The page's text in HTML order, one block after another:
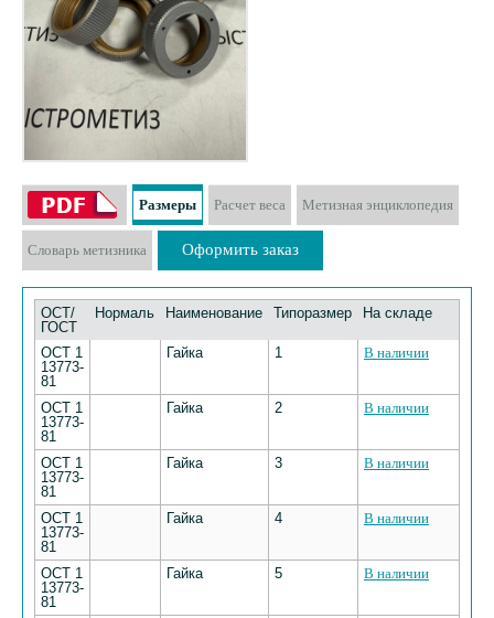
Размеры Расчет веса Метизная энциклопедия
Словарь метизника Оформить заказ
ОСТ/
ГОСТ
Нормаль Наименование Типоразмер На складе
ОСТ 1
13773-
81
Гайка 1 В наличии
ОСТ 1
13773-
81
Гайка 2 В наличии
ОСТ 1
13773-
81
Гайка 3 В наличии
ОСТ 1
13773-
81
Гайка 4 В наличии
ОСТ 1
13773-
81
Гайка 5 В наличии